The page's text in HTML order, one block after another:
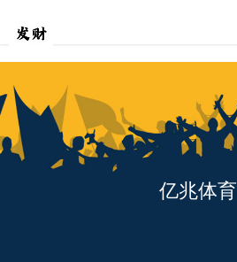
亿兆体育